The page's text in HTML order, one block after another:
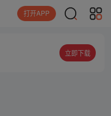
打开APP
立即下载